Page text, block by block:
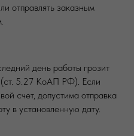
отправлять заказным
день работы грозит
5.27 КоАП РФ). Если
счет, допустима отправка
в установленную дату.